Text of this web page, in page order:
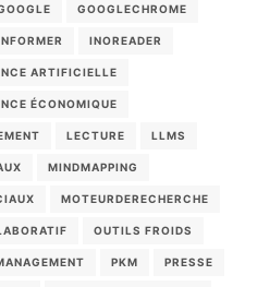
GOOGLECHROME
INOREADER
ARTIFICIELLE
ÉCONOMIQUE
LECTURE LLMS
MINDMAPPING
MOTEURDERECHERCHE
OUTILS FROIDS
PKM PRESSE